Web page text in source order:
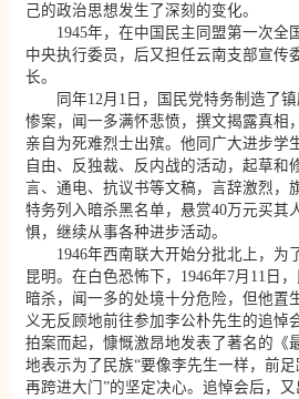
己的政治思想发生了深刻的变化。
1945年，在中国民主同盟第一次全
中央执行委员，后又担任云南支部宣传
长。
同年12月1日，国民党特务制造了镇
惨案，闻一多满怀悲愤，撰文揭露真相
亲自为死难烈士出殡。他同广大进步学
自由、反独裁、反内战的活动，起草和
言、通电、抗议书等文稿，言辞激烈，
特务列入暗杀黑名单，悬赏40万元买其
惧，继续从事各种进步活动。
1946年西南联大开始分批北上，为
昆明。在白色恐怖下，1946年7月11日
暗杀，闻一多的处境十分危险，但他置
义无反顾地前往参加李公朴先生的追悼
拍案而起，慷慨激昂地发表了著名的《
地表示为了民族“要像李先生一样，前
再跨进大门”的坚定决心。追悼会后，